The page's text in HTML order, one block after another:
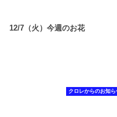
12/7（火）今週のお花
クロレからのお知ら